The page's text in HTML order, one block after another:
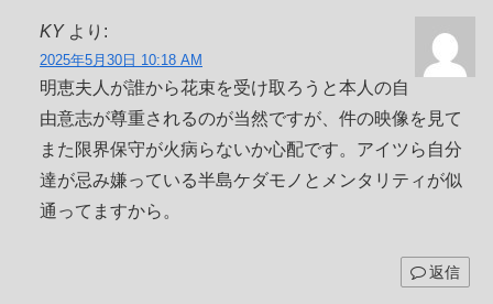
KY より:
2025年5月30日 10:18 AM
明恵夫人が誰から花束を受け取ろうと本人の自
由意志が尊重されるのが当然ですが、件の映像を見て
また限界保守が火病らないか心配です。アイツら自分
達が忌み嫌っている半島ケダモノとメンタリティが似
通ってますから。
返信